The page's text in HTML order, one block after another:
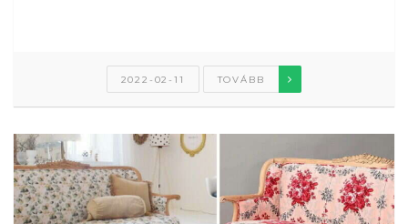
2022-02-11 TOVÁBB